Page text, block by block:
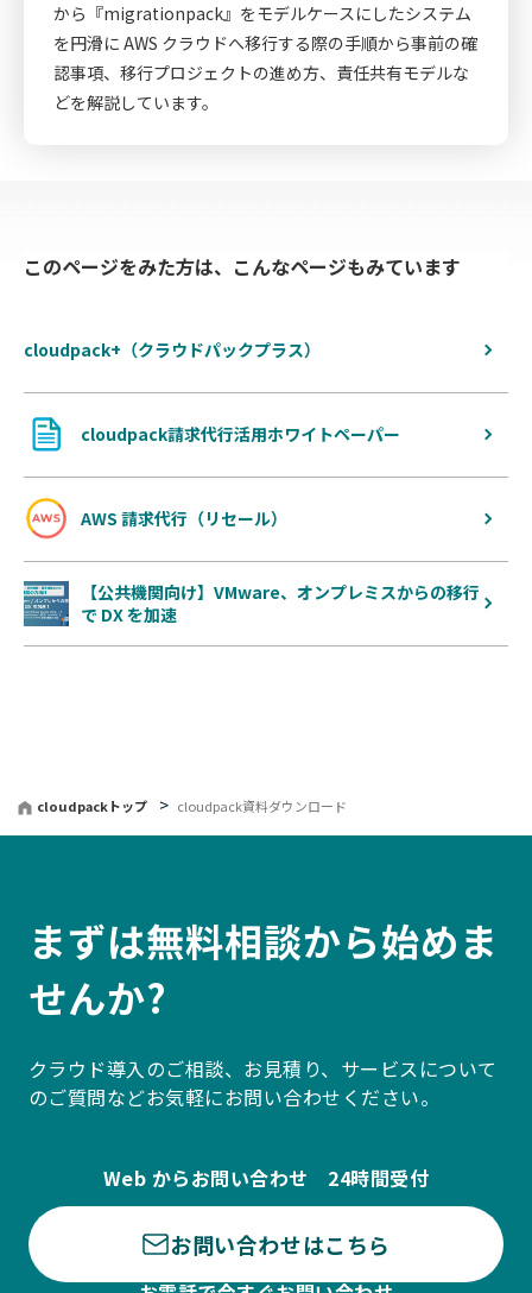
から『migrationpack』をモデルケースにしたシステム
を円滑に AWS クラウドへ移行する際の手順から事前の確
認事項、移行プロジェクトの進め方、責任共有モデルな
どを解説しています。
このページをみた方は、こんなページもみています
cloudpack+（クラウドパックプラス）
cloudpack請求代行活用ホワイトペーパー
AWS 請求代行（リセール）
【公共機関向け】VMware、オンプレミスからの移行
で DX を加速
cloudpackトップ cloudpack資料ダウンロード
まずは無料相談から始めま
せんか?
クラウド導入のご相談、お見積り、サービスについて
のご質問などお気軽にお問い合わせください。
Web からお問い合わせ 24時間受付
お問い合わせはこちら